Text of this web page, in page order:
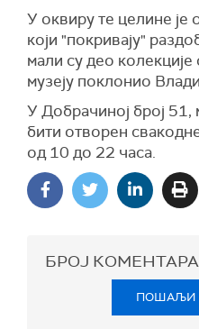
У оквиру те целине је
који "покривају"
мали су део
музеју поклонио
У Добрачиној број 51,
бити отворен
од 10 до 22 часа.
БРОЈ КОМЕНТАРА
ПОШАЉИ